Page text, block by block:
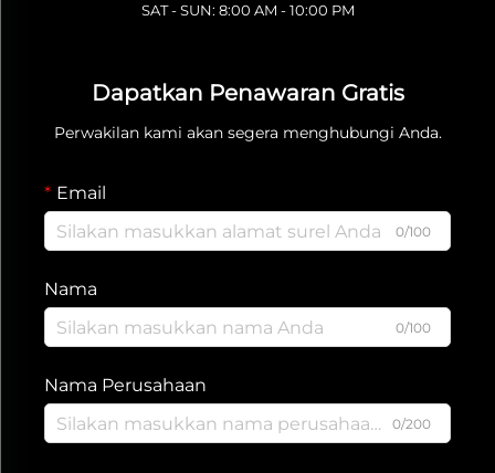
SAT - SUN: 8:00 AM - 10:00 PM
Dapatkan Penawaran Gratis
Perwakilan kami akan segera menghubungi Anda.
Email
0/100
Nama
0/100
Nama Perusahaan
0/200